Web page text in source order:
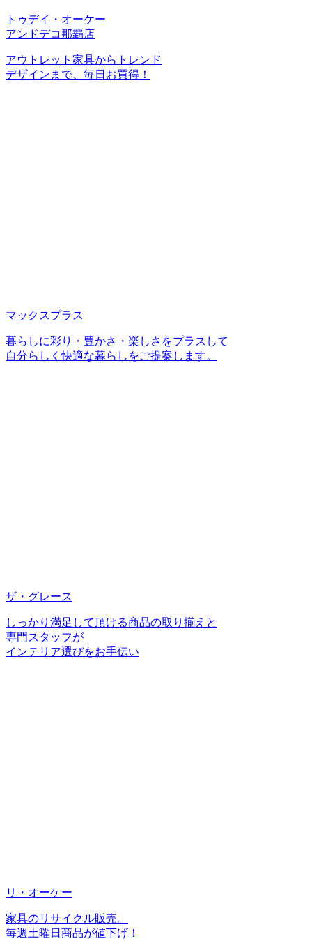
トゥデイ・オーケー
アンドデコ那覇店
アウトレット家具からトレンド
デザインまで、毎日お買得！
マックスプラス
暮らしに彩り・豊かさ・楽しさをプラスして
自分らしく快適な暮らしをご提案します。
ザ・グレース
しっかり満足して頂ける商品の取り揃えと
専門スタッフが
インテリア選びをお手伝い
リ・オーケー
家具のリサイクル販売。
毎週土曜日商品が値下げ！